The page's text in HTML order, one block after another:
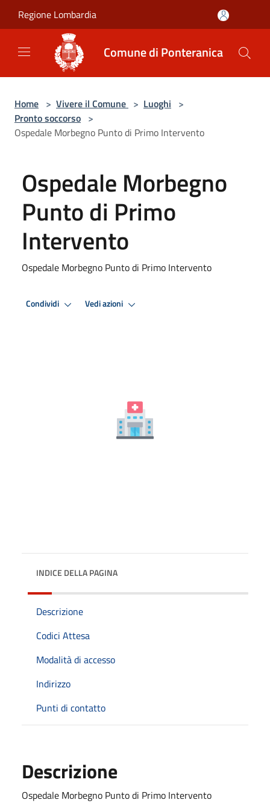
Regione Lombardia
Comune di Ponteranica
Home > Vivere il Comune > Luoghi >
Pronto soccorso >
Ospedale Morbegno Punto di Primo Intervento
Ospedale Morbegno
Punto di Primo
Intervento
Ospedale Morbegno Punto di Primo Intervento
Condividi Vedi azioni
INDICE DELLA PAGINA
Descrizione
Codici Attesa
Modalità di accesso
Indirizzo
Punti di contatto
Descrizione
Ospedale Morbegno Punto di Primo Intervento